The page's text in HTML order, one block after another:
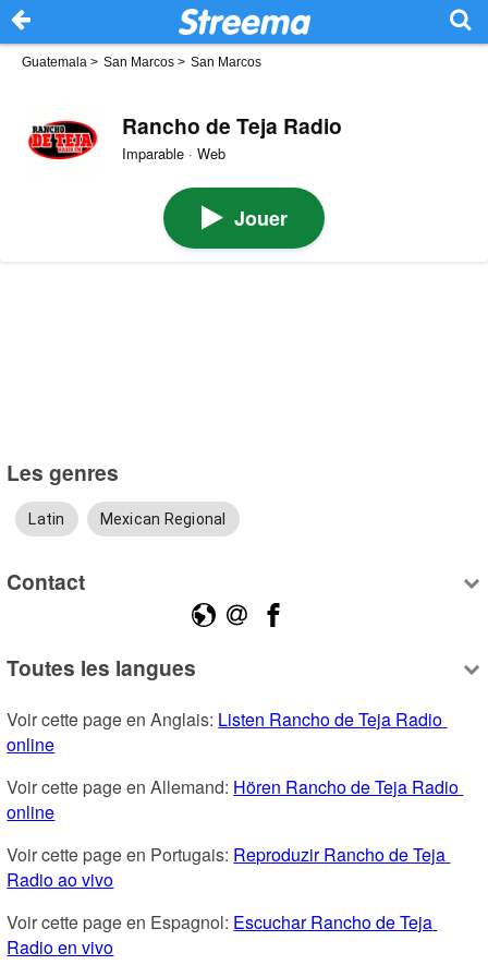
Guatemala > San Marcos > San Marcos
Rancho de Teja Radio
Imparable · Web
Jouer
Les genres
Latin Mexican Regional
Contact
Toutes les langues
Voir cette page en Anglais: Listen Rancho de Teja Radio
online
Voir cette page en Allemand: Hören Rancho de Teja Radio
online
Voir cette page en Portugais: Reproduzir Rancho de Teja
Radio ao vivo
Voir cette page en Espagnol: Escuchar Rancho de Teja
Radio en vivo